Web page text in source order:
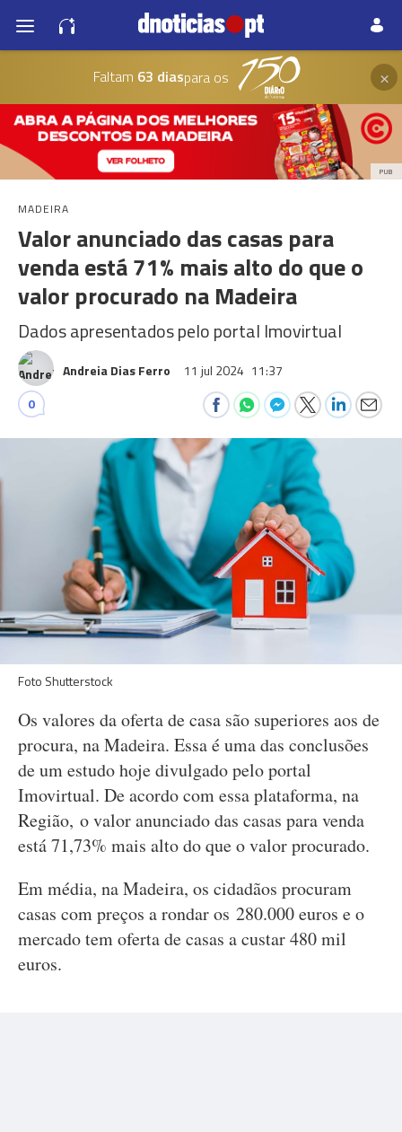
Faltam 63 diaspara os ×
PUB
MADEIRA
Valor anunciado das casas para
venda está 71% mais alto do que o
valor procurado na Madeira
Dados apresentados pelo portal Imovirtual
Andreia Dias Ferro 11 jul 2024 11:37
0
Foto Shutterstock
Os valores da oferta de casa são superiores aos de
procura, na Madeira. Essa é uma das conclusões
de um estudo hoje divulgado pelo portal
Imovirtual. De acordo com essa plataforma, na
Região, o valor anunciado das casas para venda
está 71,73% mais alto do que o valor procurado.
Em média, na Madeira, os cidadãos procuram
casas com preços a rondar os 280.000 euros e o
mercado tem oferta de casas a custar 480 mil
euros.